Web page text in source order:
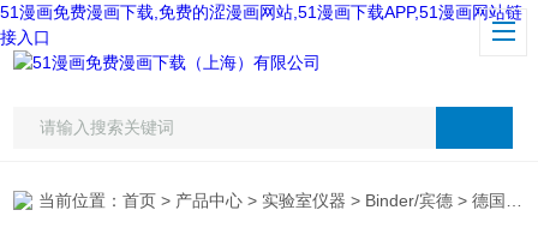
51漫画免费漫画下载,免费的涩漫画网站,51漫画下载APP,51漫画网站链
接入口
当前位置：首页 > 产品中心 > 实验室仪器 > Binder/宾德 > 德国宾得FED53多功能热风循环烘箱